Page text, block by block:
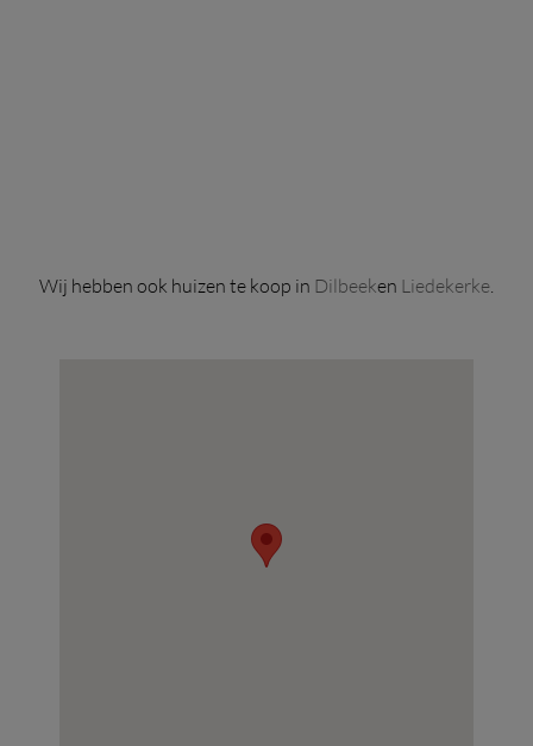
Wij hebben ook huizen te koop in Dilbeeken Liedekerke